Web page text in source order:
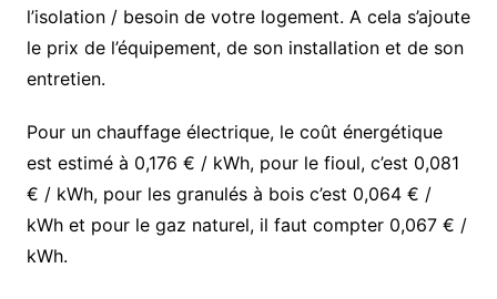
l’isolation / besoin de votre logement. A cela s’ajoute
le prix de l’équipement, de son installation et de son
entretien.
Pour un chauffage électrique, le coût énergétique
est estimé à 0,176 € / kWh, pour le fioul, c’est 0,081
€ / kWh, pour les granulés à bois c’est 0,064 € /
kWh et pour le gaz naturel, il faut compter 0,067 € /
kWh.